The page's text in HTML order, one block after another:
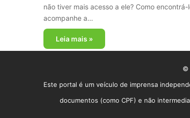
não tiver mais acesso a ele? Como
acompanhe a…
Leia mais »
©
Este portal é um veículo de imprensa
documentos (como CPF) e não